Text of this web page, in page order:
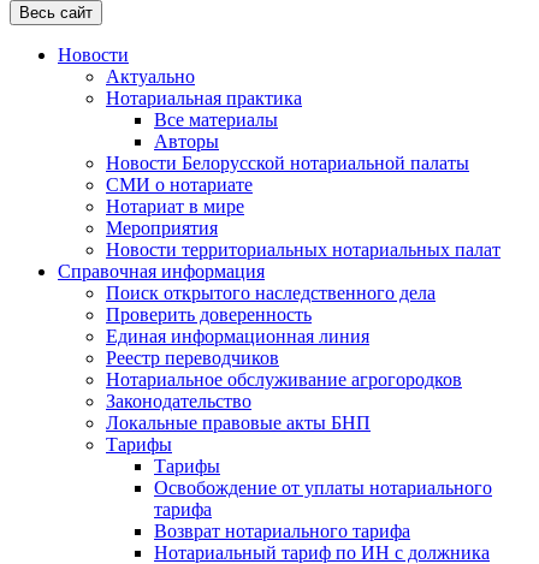
Весь сайт
Новости
Актуально
Нотариальная практика
Все материалы
Авторы
Новости Белорусской нотариальной палаты
СМИ о нотариате
Нотариат в мире
Мероприятия
Новости территориальных нотариальных палат
Справочная информация
Поиск открытого наследственного дела
Проверить доверенность
Единая информационная линия
Реестр переводчиков
Нотариальное обслуживание агрогородков
Законодательство
Локальные правовые акты БНП
Тарифы
Тарифы
Освобождение от уплаты нотариального
тарифа
Возврат нотариального тарифа
Нотариальный тариф по ИН с должника